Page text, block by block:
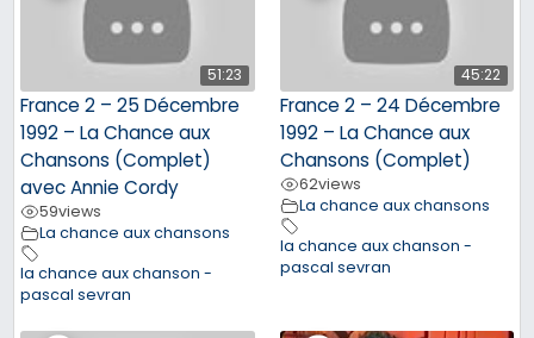
51:23
France 2 – 25 Décembre
1992 – La Chance aux
Chansons (Complet)
avec Annie Cordy
59views
La chance aux chansons
la chance aux chanson -
pascal sevran
45:22
France 2 – 24 Décembre
1992 – La Chance aux
Chansons (Complet)
62views
La chance aux chansons
la chance aux chanson -
pascal sevran